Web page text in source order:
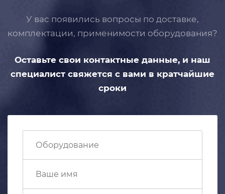
У вас появились вопросы по доставке,
комплектации, применимости оборудования?
Оставьте свои контактные данные, и наш
специалист свяжется с вами в кратчайшие
сроки